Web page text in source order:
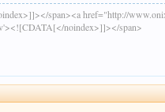
span><a href="http://
noindex>]]></span>